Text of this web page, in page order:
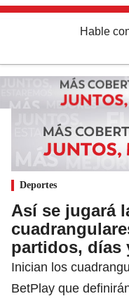
Hable
Deportes
Así se jugará
partidos, días
Inician los
BetPlay que